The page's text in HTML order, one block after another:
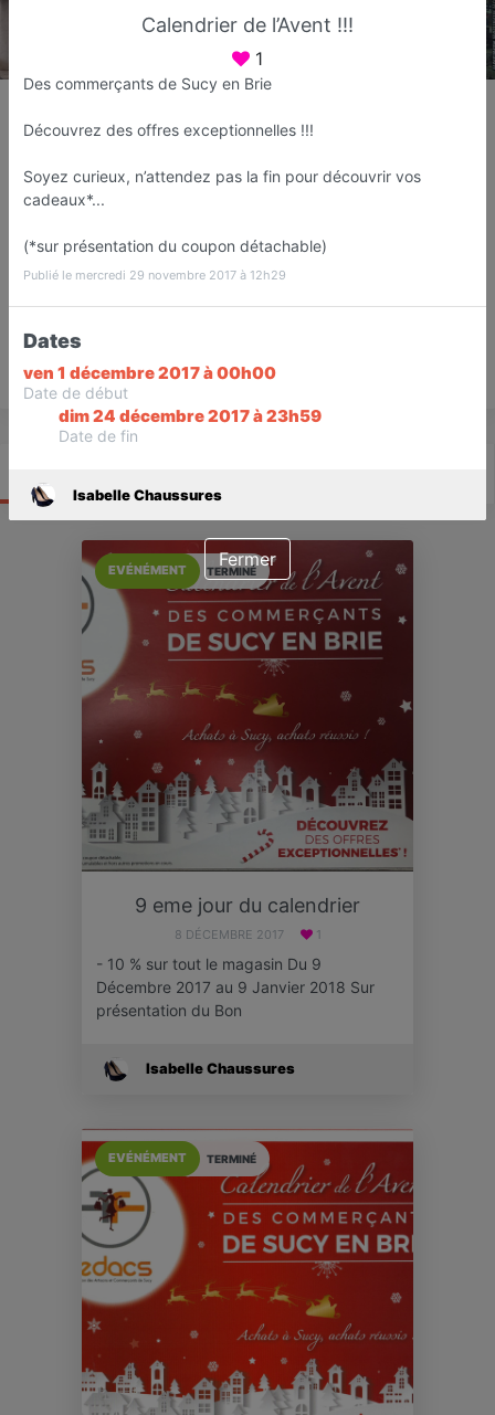
Isabelle Chaussures
Magasin de chaussure
Avis
TERMINÉ
EVÉNÉMENT
9 eme jour du calendrier
8 DÉCEMBRE 2017 1
- 10 % sur tout le magasin Du 9
Décembre 2017 au 9 Janvier 2018 Sur
présentation du Bon
Isabelle Chaussures
TERMINÉ
EVÉNÉMENT
Calendrier de l’Avent !!!
1
Des commerçants de Sucy en Brie
Découvrez des offres exceptionnelles !!!
Soyez curieux, n’attendez pas la fin pour découvrir vos
cadeaux*...
(*sur présentation du coupon détachable)
Publié le mercredi 29 novembre 2017 à 12h29
Dates
ven 1 décembre 2017 à 00h00
Date de début
dim 24 décembre 2017 à 23h59
Date de fin
Isabelle Chaussures
Fermer